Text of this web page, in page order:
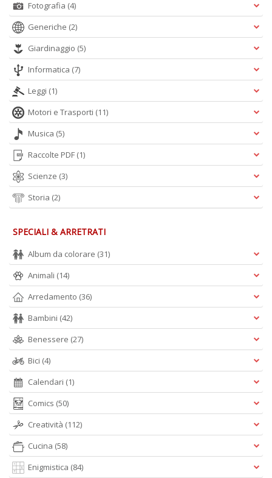
Fotografia (4)
Generiche (2)
Giardinaggio (5)
Informatica (7)
Leggi (1)
Motori e Trasporti (11)
Musica (5)
Raccolte PDF (1)
Scienze (3)
Storia (2)
SPECIALI & ARRETRATI
Album da colorare (31)
Animali (14)
Arredamento (36)
Bambini (42)
Benessere (27)
Bici (4)
Calendari (1)
Comics (50)
Creatività (112)
Cucina (58)
Enigmistica (84)